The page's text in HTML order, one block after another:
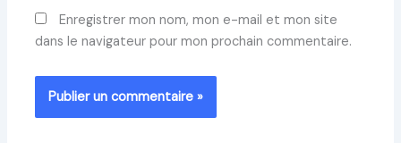
Enregistrer mon nom, mon e-mail et mon site
dans le navigateur pour mon prochain commentaire.